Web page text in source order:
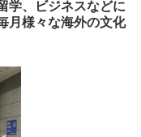
学、ビジネスなどに
月様々な海外の文化